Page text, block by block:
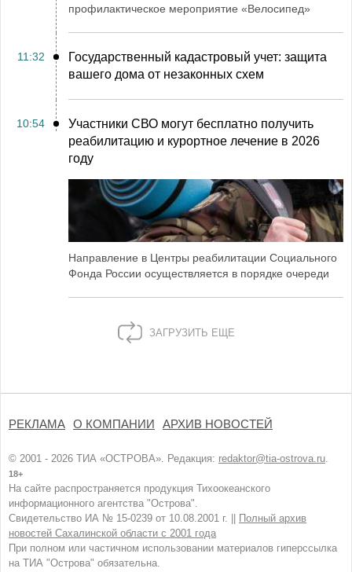
профилактическое мероприятие «Велосипед»
11:32
Государственный кадастровый учет: защита
вашего дома от незаконных схем
10:54
Участники СВО могут бесплатно получить
реабилитацию и курортное лечение в 2026
году
Направление в Центры реабилитации Социального
Фонда России осуществляется в порядке очереди
ЗАГРУЗИТЬ ЕЩЕ
РЕКЛАМА О КОМПАНИИ АРХИВ НОВОСТЕЙ
© 2001 - 2026 ТИА «ОСТРОВА». Редакция: redaktor@tia-ostrova.ru.
18+
На сайте распространяется продукция Тихоокеанского
информационного агентства "Острова".
Свидетельство ИА № 15-0239 от 10.08.2001 г. ||
Полный архив
новостей Сахалинской области с 2001 года
При полном или частичном использовании материалов гиперссылка
на ТИА "Острова" обязательна.